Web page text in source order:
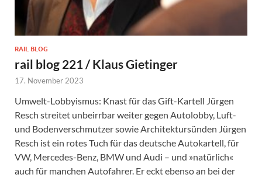
RAIL BLOG
rail blog 221 / Klaus Gietinger
17. November 2023
Umwelt-Lobbyismus: Knast für das Gift-Kartell Jürgen
Resch streitet unbeirrbar weiter gegen Autolobby, Luft-
und Bodenverschmutzer sowie Architektursünden Jürgen
Resch ist ein rotes Tuch für das deutsche Autokartell, für
VW, Mercedes-Benz, BMW und Audi – und »natürlich«
auch für manchen Autofahrer. Er eckt ebenso an bei der